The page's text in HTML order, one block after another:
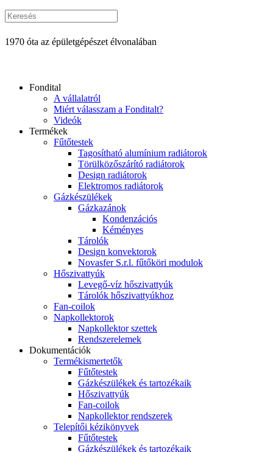
1970 óta az épületgépészet élvonalában
Fondital
A vállalatról
Miért válasszam a Fonditalt?
Videók
Termékek
Fűtőtestek
Tagosítható alumínium radiátorok
Törülközőszárító radiátorok
Design radiátorok
Elektromos radiátorok
Gázkészülékek
Gázkazánok
Kondenzációs
Kéményes
Tárolók
Design konvektorok
Novasfer S.r.l. fűtőköri modulok
Hőszivattyúk
Levegő-víz hőszivattyúk
Tárolók hőszivattyúkhoz
Fan-coilok
Napkollektorok
Napkollektor szettek
Rendszerelemek
Dokumentációk
Termékismertetők
Fűtőtestek
Gázkészülékek és tartozékaik
Hőszivattyúk
Fan-coilok
Napkollektor rendszerek
Telepítői kézikönyvek
Fűtőtestek
Gázkészülékek és tartozékaik